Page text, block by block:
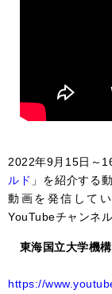
2022年9月15日～
ルド 」を紹介する
動画を発信して
YouTubeチャンネ
東海国立大学機
https://